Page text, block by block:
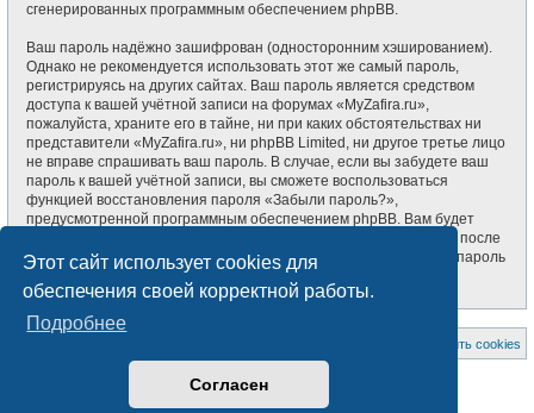
Этот сайт использует cookies для
обеспечения своей корректной работы.
Подробнее
Согласен
сгенерированных программным обеспечением phpBB.
Ваш пароль надёжно зашифрован (односторонним хэшированием).
Однако не рекомендуется использовать этот же самый пароль,
регистрируясь на других сайтах. Ваш пароль является средством
доступа к вашей учётной записи на форумах «MyZafira.ru»,
пожалуйста, храните его в тайне, ни при каких обстоятельствах ни
представители «MyZafira.ru», ни phpBB Limited, ни другое третье лицо
не вправе спрашивать ваш пароль. В случае, если вы забудете ваш
пароль к вашей учётной записи, вы сможете воспользоваться
функцией восстановления пароля «Забыли пароль?»,
предусмотренной программным обеспечением phpBB. Вам будет
необходимо ввести ваше имя пользователя и ваш адрес email, после
чего программное обеспечение phpBB сгенерирует вам новый пароль
для вашей учётной записи.
Удалить cookies
Создано на основе